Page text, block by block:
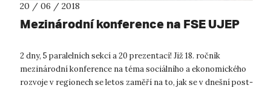
20 / 06 / 2018
Mezinárodní konference na FSE UJEP
2 dny, 5 paralelních sekcí a 20 prezentací! Již 18. ročník
mezinárodní konference na téma sociálního a ekonomického
rozvoje v regionech se letos zaměří na to, jak se v dnešní post-